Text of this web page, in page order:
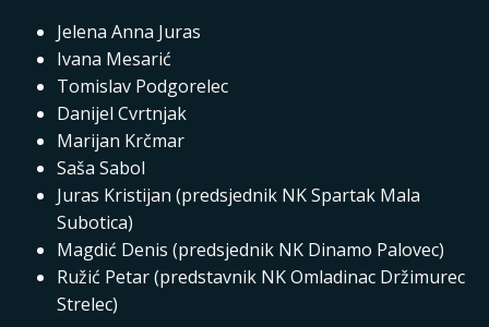
Jelena Anna Juras
Ivana Mesarić
Tomislav Podgorelec
Danijel Cvrtnjak
Marijan Krčmar
Saša Sabol
Juras Kristijan (predsjednik NK Spartak Mala
Subotica)
Magdić Denis (predsjednik NK Dinamo Palovec)
Ružić Petar (predstavnik NK Omladinac Držimurec
Strelec)